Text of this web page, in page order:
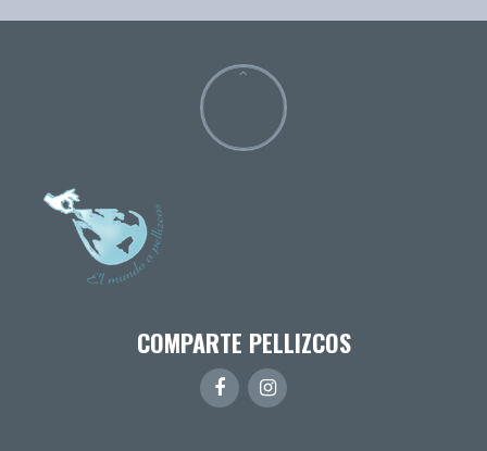
COMPARTE PELLIZCOS